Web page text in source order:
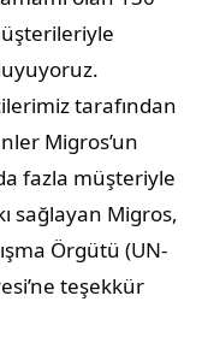
tarafından
Migros’un
fazla müşteriyle
sağlayan Migros,
Örgütü (UN-
teşekkür